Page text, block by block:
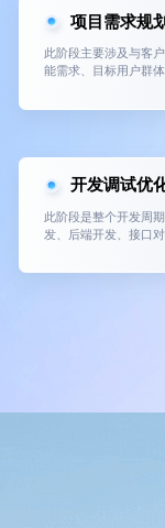
项目需求规划
此阶段主要涉及与客
能需求、目标用户群体
开发调试优
此阶段是整个开发周
发、后端开发、接口